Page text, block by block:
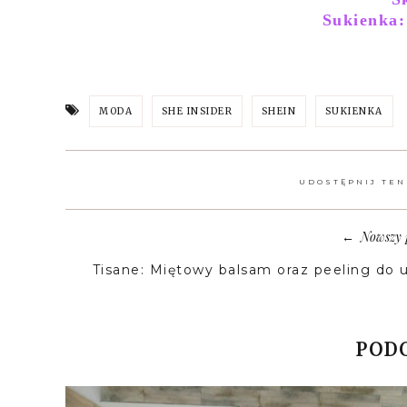
MODA SHE INSIDER SHEIN SUKIENKA
UDOSTĘPNIJ
←Nowszy
Tisane: Miętowy balsam oraz peeling do